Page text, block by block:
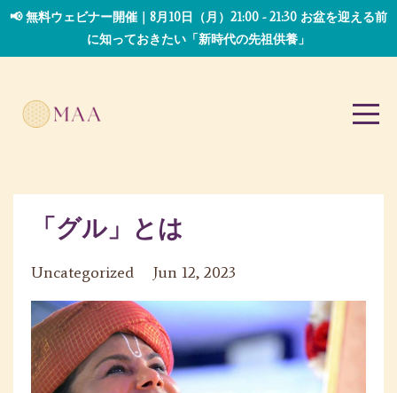
📢 無料ウェビナー開催｜8月10日（月）21:00 - 21:30 お盆を迎える前
に知っておきたい「新時代の先祖供養」
「グル」とは
Uncategorized Jun 12, 2023